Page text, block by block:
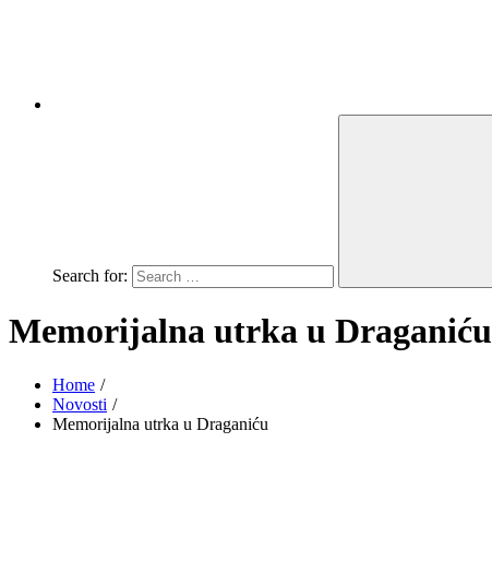
Search for:
Memorijalna utrka u Draganiću
Home
Novosti
Memorijalna utrka u Draganiću